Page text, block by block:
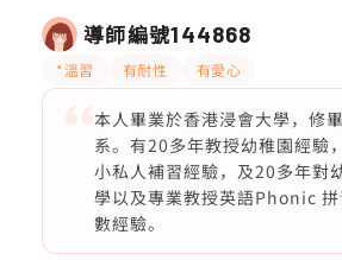
導師編號144868
*溫習 有耐性 有愛心
本人畢業於香港浸會大學，修
系。有20多年教授幼稚園經驗
小私人補習經驗，及20多年對
學以及專業教授英語Phonic
數經驗。